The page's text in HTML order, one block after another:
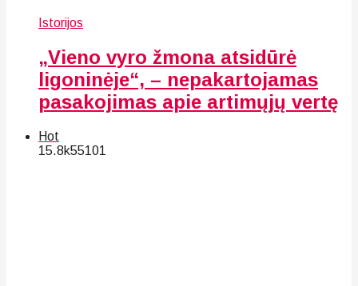
Istorijos
„Vieno vyro žmona atsidūrė
ligoninėje“, – nepakartojamas
pasakojimas apie artimųjų vertę
Hot
15.8k55101